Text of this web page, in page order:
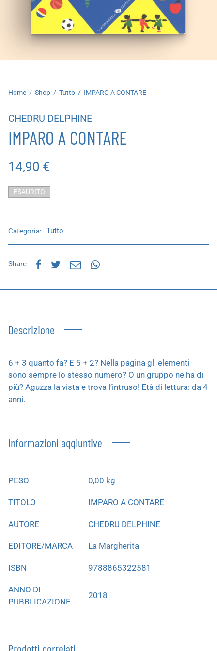
Home / Shop / Tutto / IMPARO A CONTARE
CHEDRU DELPHINE
IMPARO A CONTARE
14,90 €
ESAURITO
Categoria: Tutto
Share
Descrizione
6 + 3 quanto fa? E 5 + 2? Nella pagina gli elementi
sono sempre lo stesso numero? O un gruppo ne ha di
più? Aguzza la vista e trova l’intruso! Età di lettura: da 4
anni.
Informazioni aggiuntive
PESO 0,00 kg
TITOLO IMPARO A CONTARE
AUTORE CHEDRU DELPHINE
EDITORE/MARCA La Margherita
ISBN 9788865322581
ANNO DI
PUBBLICAZIONE
2018
Prodotti correlati